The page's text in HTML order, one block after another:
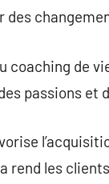
coaching de
passions
rend les